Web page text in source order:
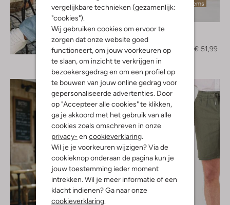
vergelijkbare technieken (gezamenlijk:
"cookies").
Wij gebruiken cookies om ervoor te
zorgen dat onze website goed
functioneert, om jouw voorkeuren op
te slaan, om inzicht te verkrijgen in
bezoekersgedrag en om een profiel op
te bouwen van jouw online gedrag voor
gepersonaliseerde advertenties. Door
op "Accepteer alle cookies" te klikken,
ga je akkoord met het gebruik van alle
cookies zoals omschreven in onze
privacy- en cookieverklaring.
Wil je je voorkeuren wijzigen? Via de
cookieknop onderaan de pagina kun je
jouw toestemming ieder moment
intrekken. Wil je meer informatie of een
klacht indienen? Ga naar onze
cookieverklaring.
Ontdek de look
Laatste items
Alberto
€ 129,99
€ 51,99